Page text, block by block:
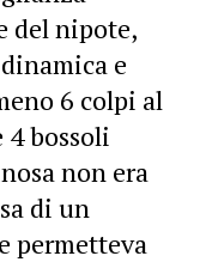
del nipote,
e
6 colpi al
bossoli
non era
di un
permetteva